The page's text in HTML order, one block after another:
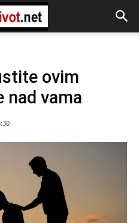
ovim
nad vama